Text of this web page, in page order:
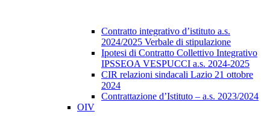
Contratto integrativo d’istituto a.s.
2024/2025 Verbale di stipulazione
Ipotesi di Contratto Collettivo Integrativo
IPSSEOA VESPUCCI a.s. 2024-2025
CIR relazioni sindacali Lazio 21 ottobre
2024
Contrattazione d’Istituto – a.s. 2023/2024
OIV